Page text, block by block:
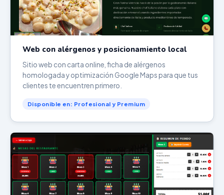
Web con alérgenos y posicionamiento local
Sitio web con carta online, ficha de alérgenos
homologada y optimización Google Maps para que tus
clientes te encuentren primero.
Disponible en: Profesional y Premium